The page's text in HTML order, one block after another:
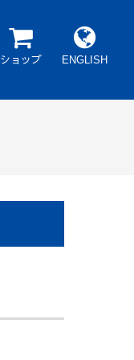
ENGLISH
ショップ